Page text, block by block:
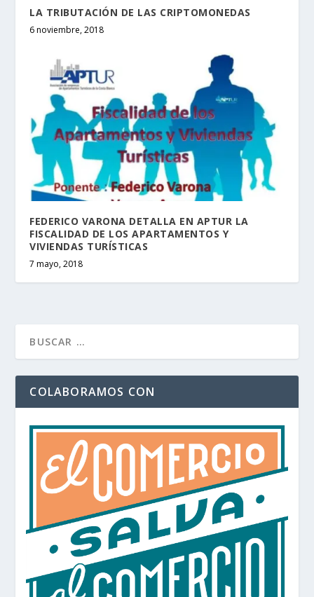
LA TRIBUTACIÓN DE LAS CRIPTOMONEDAS
6 noviembre, 2018
FEDERICO VARONA DETALLA EN APTUR LA
FISCALIDAD DE LOS APARTAMENTOS Y
VIVIENDAS TURÍSTICAS
7 mayo, 2018
COLABORAMOS CON